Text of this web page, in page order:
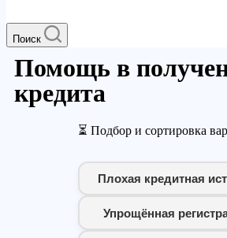
Поиск
Помощь в
кредита
⏳ Подбор и сортировка
Плохая кредитная
Упрощённая